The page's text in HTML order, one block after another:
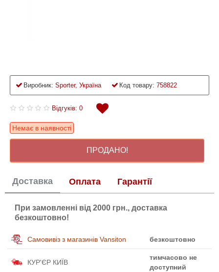
Виробник: Sporter, Україна Код товару: 758822
Відгуків: 0
Немає в наявності
ПРОДАНО!
Доставка Оплата Гарантії
При замовленні від 2000 грн., доставка
безкоштовно!
Самовивіз з магазинів Vansiton безкоштовно
КУР'ЄР КИЇВ
тимчасово не
доступний